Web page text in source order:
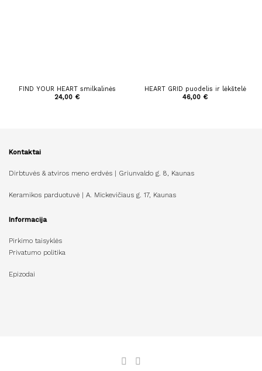
FIND YOUR HEART smilkalinės
24,00 €
HEART GRID puodelis ir lėkštelė
46,00 €
Kontaktai
Dirbtuvės & atviros meno erdvės | Griunvaldo g. 8, Kaunas
Keramikos parduotuvė | A. Mickevičiaus g. 17, Kaunas
Informacija
Pirkimo taisyklės
Privatumo politika
Epizodai